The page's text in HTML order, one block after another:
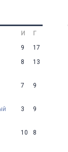
И
Г
9
17
8 13
7 9
3 9
10 8